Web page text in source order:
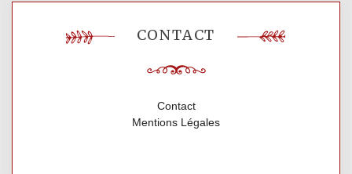
CONTACT
Contact
Mentions Légales